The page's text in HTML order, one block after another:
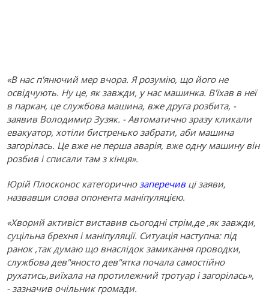
«В нас п'янючий мер вчора. Я розумію, що його не
освідчують. Ну це, як завжди, у нас машинка. В'їхав в неї
в паркан, це службова машина, вже друга розбита, -
заявив Володимир Зузяк. - Автоматично зразу кликали
евакуатор, хотіли бистренько забрати, аби машина
загорілась. Це вже не перша аварія, вже одну машину він
розбив і списали там з кінця».
Юрій Плосконос категоричнозаперечив ці заяви,
назвавши слова опонента маніпуляцією.
«Хворий активіст виставив сьогодні стрім,де ,як завжди,
суцільна брехня і маніпуляції. Ситуація наступна: під
ранок ,так думаю що внаслідок замикання проводки,
службова дев"яносто дев"ятка почала самостійно
рухатись,виїхала на протилежний тротуар і загорілась»,
- зазначив очільник громади.